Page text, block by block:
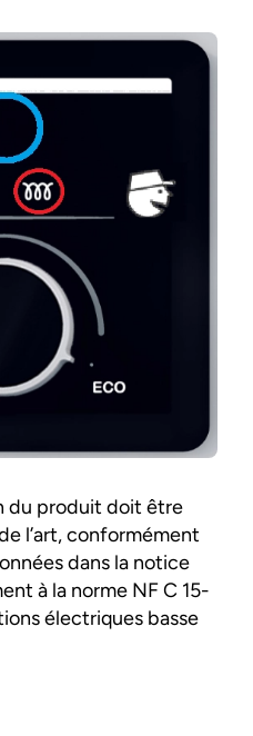
du produit doit être
l’art, conformément
dans la notice
à la norme NF C 15-
électriques basse